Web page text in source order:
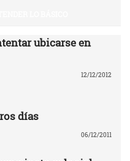
ubicarse en
12/12/2012
días
06/12/2011